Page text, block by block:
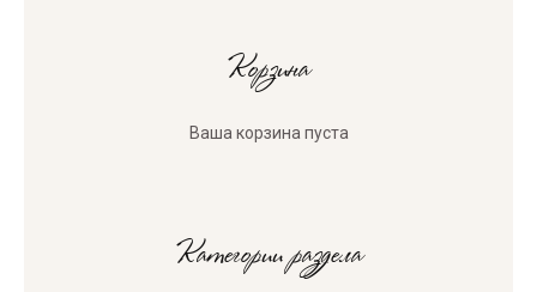
Корзина
Ваша корзина пуста
Категории раздела